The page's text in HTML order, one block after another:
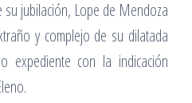
jubilación, Lope de Mendoza
y complejo de su dilatada
expediente con la indicación